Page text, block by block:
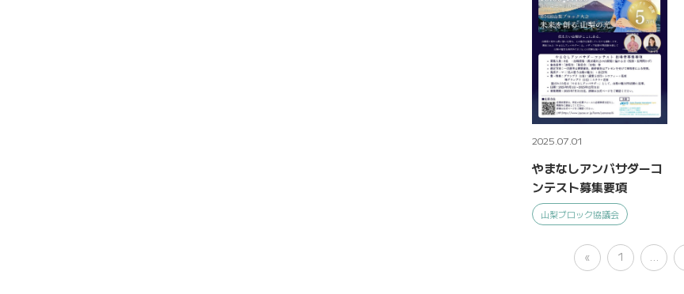
2025.07.01
やまなしアンバサダーコ
ンテスト募集要項
山梨ブロック協議会
« 1 …